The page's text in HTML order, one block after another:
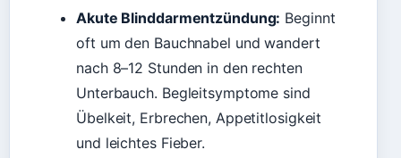
Akute Blinddarmentzündung: Beginnt
oft um den Bauchnabel und wandert
nach 8–12 Stunden in den rechten
Unterbauch. Begleitsymptome sind
Übelkeit, Erbrechen, Appetitlosigkeit
und leichtes Fieber.